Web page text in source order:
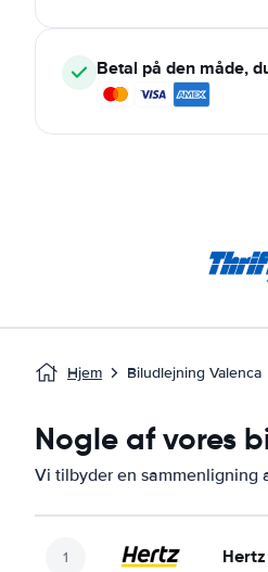
Betal på den måde,
Hjem Biludlejning Valenca
Nogle af vores
Vi tilbyder en sammenligning
Hertz